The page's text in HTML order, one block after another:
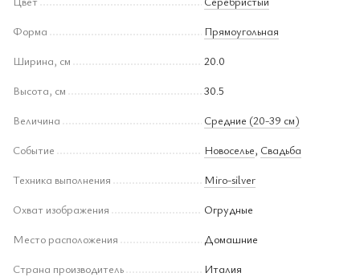
Форма
Прямоугольная
Ширина, см
20.0
Высота, см
30.5
Величина
Средние (20-39 см)
Событие
Новоселье, Свадьба
Техника выполнения
Miro-silver
Охват изображения
Огрудные
Место расположения
Домашние
Страна производитель
Италия